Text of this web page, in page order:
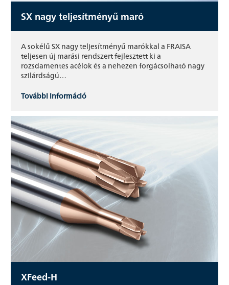
SX nagy teljesítményű maró
A sokélű SX nagy teljesítményű marókkal a FRAISA
teljesen új marási rendszert fejlesztett ki a
rozsdamentes acélok és a nehezen forgácsolható nagy
szilárdságú…
További információ
XFeed-H